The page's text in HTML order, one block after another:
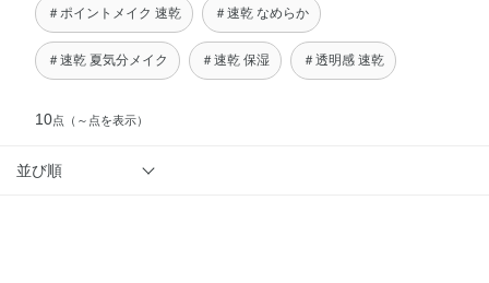
＃ポイントメイク 速乾 ＃速乾 なめらか
＃速乾 夏気分メイク ＃速乾 保湿 ＃透明感 速乾
10点 （～点を表示）
並び順